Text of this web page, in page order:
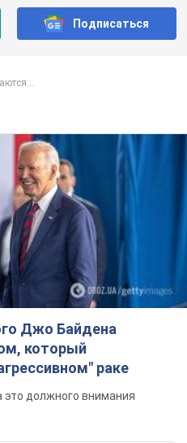
Джо Байдена
раке
Карпатах
почему
захейтили
все точки
почему
на
рынке труда